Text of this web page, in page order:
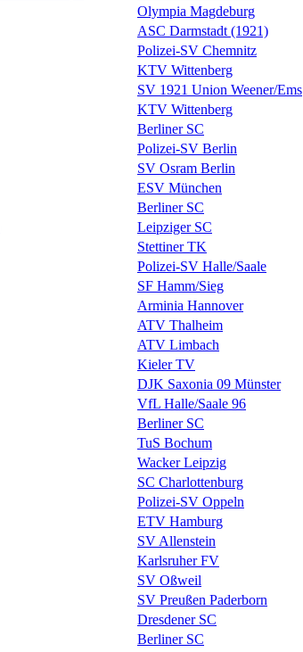
Olympia Magdeburg
ASC Darmstadt (1921)
Polizei-SV Chemnitz
KTV Wittenberg
SV 1921 Union Weener/Ems
KTV Wittenberg
Berliner SC
Polizei-SV Berlin
SV Osram Berlin
ESV München
Berliner SC
Leipziger SC
Stettiner TK
Polizei-SV Halle/Saale
SF Hamm/Sieg
Arminia Hannover
ATV Thalheim
ATV Limbach
Kieler TV
DJK Saxonia 09 Münster
VfL Halle/Saale 96
Berliner SC
TuS Bochum
Wacker Leipzig
SC Charlottenburg
Polizei-SV Oppeln
ETV Hamburg
SV Allenstein
Karlsruher FV
SV Oßweil
SV Preußen Paderborn
Dresdener SC
Berliner SC